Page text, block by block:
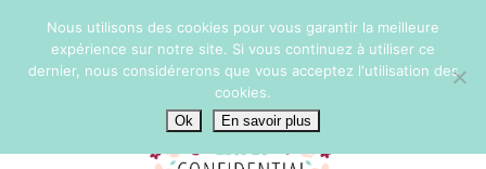
Nous utilisons des cookies pour vous garantir la meilleure
expérience sur notre site. Si vous continuez à utiliser ce
dernier, nous considérerons que vous acceptez l'utilisation des
cookies.
Ok En savoir plus